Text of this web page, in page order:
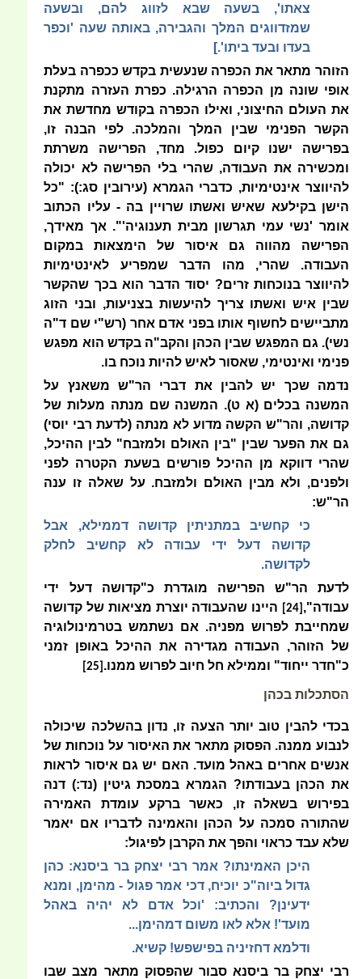
צאתו', בשעה שבא לזווג להם, ובשעה
שמזדווגים המלך והגבירה, באותה שעה 'וכפר
בעדו ובעד ביתו'.]
הזוהר מתאר את הכפרה שנעשית בקדש ככפרה בעלת
אופי שונה מן הכפרה הרגילה. כפרת העזרה מתקנת
את העולם החיצוני, ואילו הכפרה בקודש מחדשת את
הקשר הפנימי שבין המלך והמלכה. לפי הבנה זו,
בפרישה ישנו קיום כפול. מחד, הפרישה משרתת
ומכשירה את העבודה, שהרי בלי הפרישה לא יכולה
להיווצר אינטימיות, כדברי הגמרא (עירובין סג:): "כל
הישן בקילעא שאיש ואשתו שרויין בה - עליו הכתוב
אומר 'נשי עמי תגרשון מבית תענוגיה'". אך מאידך,
הפרישה מהווה גם איסור של הימצאות במקום
העבודה. שהרי, מהו הדבר שמפריע לאינטימיות
להיווצר בנוכחות זרים? יסוד הדבר הוא בכך שהקשר
שבין איש ואשתו צריך להיעשות בצניעות, ובני הזוג
מתביישים לחשוף אותו בפני אדם אחר (רש"י שם ד"ה
נשי). גם המפגש שבין הכהן והקב"ה בקדש הוא מפגש
פנימי ואינטימי, שאסור לאיש להיות נוכח בו.
נדמה שכך יש להבין את דברי הר"ש משאנץ על
המשנה בכלים (א ט). המשנה שם מנתה מעלות של
קדושה, והר"ש הקשה מדוע לא מנתה (לדעת רבי יוסי)
גם את הפער שבין "בין האולם ולמזבח" לבין ההיכל,
שהרי דווקא מן ההיכל פורשים בשעת הקטרה לפני
ולפנים, ולא מבין האולם ולמזבח. על שאלה זו ענה
הר"ש:
כי קחשיב במתניתין קדושה דממילא, אבל
קדושה דעל ידי עבודה לא קחשיב לחלק
לקדושה.
לדעת הר"ש הפרישה מוגדרת כ"קדושה דעל ידי
עבודה", [24]
היינו שהעבודה יוצרת מציאות של קדושה
שמחייבת לפרוש מפניה. אם נשתמש בטרמינולוגיה
של הזוהר, העבודה מגדירה את ההיכל באופן זמני
כ"חדר ייחוד" וממילא חל חיוב לפרוש ממנו. [25]
הסתכלות בכהן
בכדי להבין טוב יותר הצעה זו, נדון בהשלכה שיכולה
לנבוע ממנה. הפסוק מתאר את האיסור על נוכחותשל
אנשים אחרים באהל מועד. האם יש גם איסור לראות
את הכהן בעבודתו? הגמרא במסכת גיטין (נד:) דנה
בפירוש בשאלה זו, כאשר ברקע עומדת האמירה
שהתורה סמכה על הכהן והאמינה לדבריו אם יאמר
שלא עבד כראוי והפך את הקרבן לפיגול:
היכן האמינתו? אמר רבי יצחק בר ביסנא: כהן
גדול ביוה"כ יוכיח, דכי אמר פגול - מהימן, ומנא
ידעינן? והכתיב: 'וכל אדם לא יהיה באהל
מועד'! אלא לאו משום דמהימן...
ודלמא דחזיניה בפישפש! קשיא.
רבי יצחק בר ביסנא סבור שהפסוק מתאר מצב שבו